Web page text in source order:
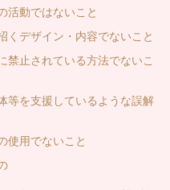
活動ではないこと
くデザイン・内容でないこと
禁止されている方法でないこ
等を支援しているような誤解
使用でないこと